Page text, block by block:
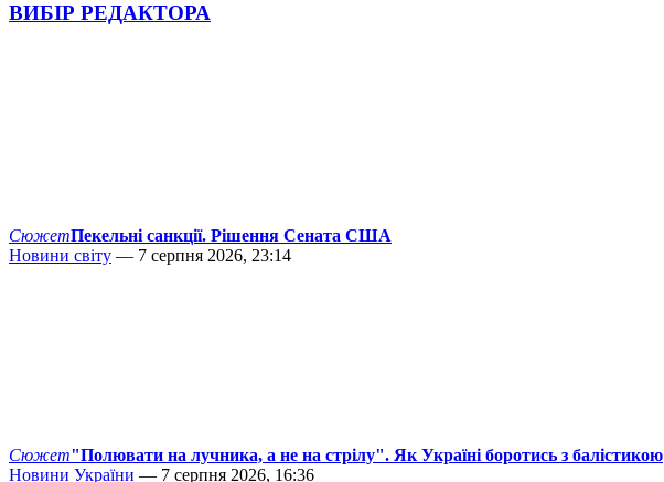
ВИБІР РЕДАКТОРА
СюжетПекельні санкції. Рішення Сената США
Новини світу — 7 серпня 2026, 23:14
Сюжет"Полювати на лучника, а не на стрілу". Як Україні боротись з балістикою
Новини України — 7 серпня 2026, 16:36